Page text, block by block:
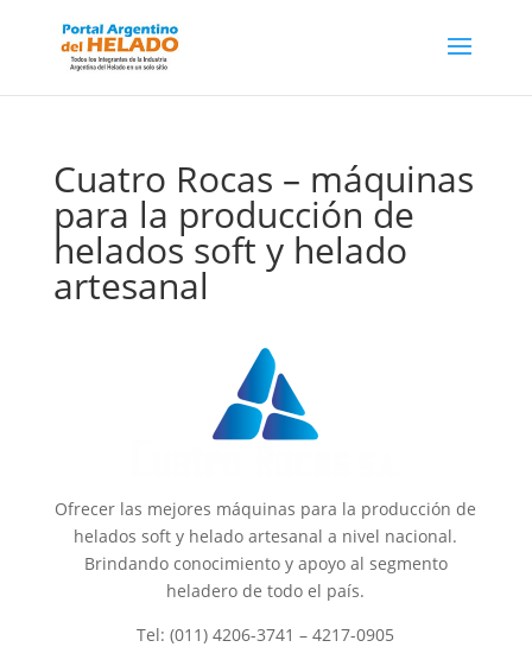
Cuatro Rocas – máquinas
para la producción de
helados soft y helado
artesanal
Ofrecer las mejores máquinas para la producción de
helados soft y helado artesanal a nivel nacional.
Brindando conocimiento y apoyo al segmento
heladero de todo el país.
Tel: (011) 4206-3741 – 4217-0905